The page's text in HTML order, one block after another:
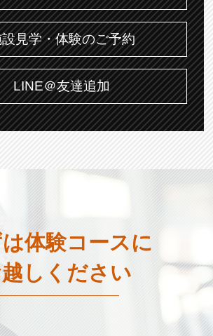
見学・体験のご予約
LINE＠友達追加
体験コースに
しください